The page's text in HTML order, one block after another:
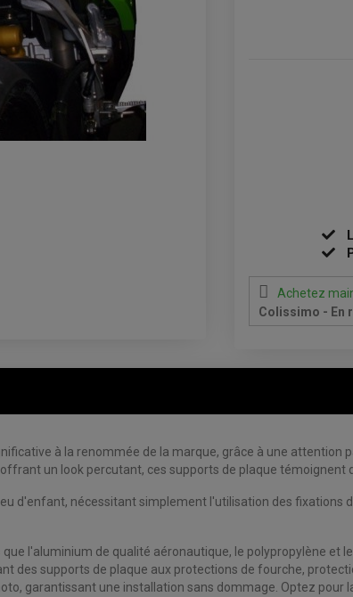
Achetez
Colissimo - En
à la renommée de la marque, grâce à une
un look percutant, ces supports de plaque témoignent
d'enfant, nécessitant simplement l'utilisation des
l'aluminium de qualité aéronautique, le polypropylène et
des supports de plaque aux protections de fourche,
garantissant une installation sans dommage. Optez pour